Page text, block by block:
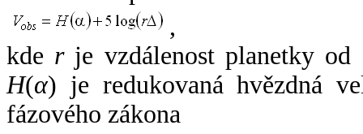
,
kde rje vzdálenost planetky od
H(α) je redukovaná hvězdná
fázového zákona